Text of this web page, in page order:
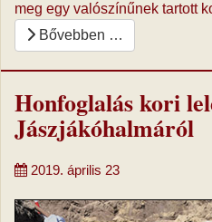
meg egy valószínűnek tartott
Bővebben …
Honfoglalás kori
Jászjákóhalmáról
2019. április 23